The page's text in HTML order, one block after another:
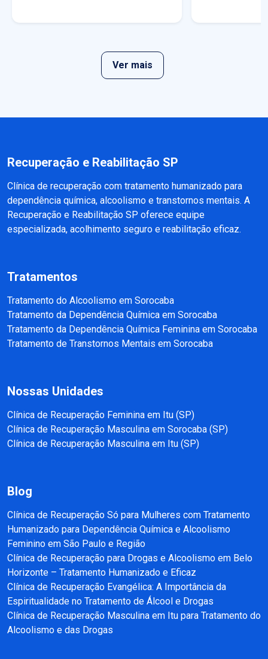
Ver mais
Recuperação e Reabilitação SP
Clínica de recuperação com tratamento humanizado para
dependência química, alcoolismo e transtornos mentais. A
Recuperação e Reabilitação SP oferece equipe
especializada, acolhimento seguro e reabilitação eficaz.
Tratamentos
Tratamento do Alcoolismo em Sorocaba
Tratamento da Dependência Química em Sorocaba
Tratamento da Dependência Química Feminina em Sorocaba
Tratamento de Transtornos Mentais em Sorocaba
Nossas Unidades
Clínica de Recuperação Feminina em Itu (SP)
Clínica de Recuperação Masculina em Sorocaba (SP)
Clínica de Recuperação Masculina em Itu (SP)
Blog
Clínica de Recuperação Só para Mulheres com Tratamento
Humanizado para Dependência Química e Alcoolismo
Feminino em São Paulo e Região
Clínica de Recuperação para Drogas e Alcoolismo em Belo
Horizonte – Tratamento Humanizado e Eficaz
Clínica de Recuperação Evangélica: A Importância da
Espiritualidade no Tratamento de Álcool e Drogas
Clínica de Recuperação Masculina em Itu para Tratamento do
Alcoolismo e das Drogas